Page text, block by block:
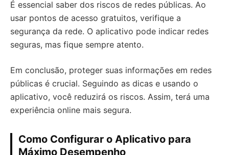
É essencial saber dos riscos de redes públicas. Ao
usar pontos de acesso gratuitos, verifique a
segurança da rede. O aplicativo pode indicar redes
seguras, mas fique sempre atento.
Em conclusão, proteger suas informações em redes
públicas é crucial. Seguindo as dicas e usando o
aplicativo, você reduzirá os riscos. Assim, terá uma
experiência online mais segura.
Como Configurar o Aplicativo para
Máximo Desempenho